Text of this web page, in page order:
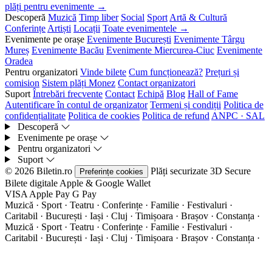
plăți pentru evenimente →
Descoperă Muzică Timp liber Social Sport Artă & Cultură
Conferințe Artiști Locații Toate evenimentele →
Evenimente pe orașe Evenimente București Evenimente Târgu
Mureș Evenimente Bacău Evenimente Miercurea-Ciuc Evenimente
Oradea
Pentru organizatori Vinde bilete Cum funcționează? Prețuri și
comision Sistem plăți Monez Contact organizatori
Suport Întrebări frecvente Contact Echipă Blog Hall of Fame
Autentificare în contul de organizator Termeni și condiții Politica de
confidențialitate Politica de cookies Politica de refund ANPC · SAL
Descoperă
Evenimente pe orașe
Pentru organizatori
Suport
© 2026 Biletin.ro
Preferințe cookies Plăți securizate 3D Secure
Bilete digitale Apple & Google Wallet
VISA Apple Pay G Pay
Muzică · Sport · Teatru · Conferințe · Familie · Festivaluri ·
Caritabil · București · Iași · Cluj · Timișoara · Brașov · Constanța ·
Muzică · Sport · Teatru · Conferințe · Familie · Festivaluri ·
Caritabil · București · Iași · Cluj · Timișoara · Brașov · Constanța ·